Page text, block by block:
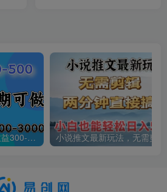
网创项目，刚上手日收益300-500左右，熟悉后日收益1500-3000